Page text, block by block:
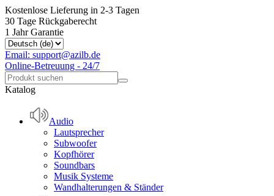
Kostenlose Lieferung in 2-3 Tagen
30 Tage Rückgaberecht
1 Jahr Garantie
Email: support@azilb.de
Online-Betreuung - 24/7
Katalog
Audio
Lautsprecher
Subwoofer
Kopfhörer
Soundbars
Musik Systeme
Wandhalterungen & Ständer